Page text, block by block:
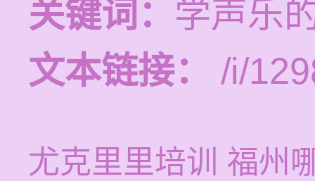
关键词： 学声乐
文本链接：
/i/
尤克里里培训 福州